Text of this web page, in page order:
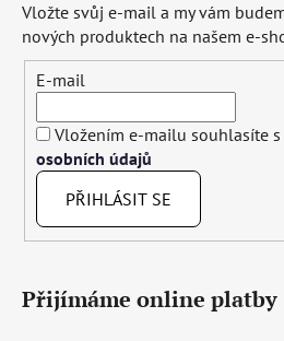
Vložte svůj e-mail a my vám
nových produktech na našem e-
E-mail
Vložením e-mailu souhlasíte s
osobních údajů
PŘIHLÁSIT SE
Přijímáme online platby